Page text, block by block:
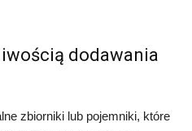
dodawania
zbiorniki lub pojemniki, które